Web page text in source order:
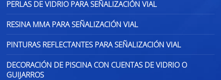
PERLAS DE VIDRIO PARA SEÑALIZACIÓN VIAL
RESINA MMA PARA SEÑALIZACIÓN VIAL
PINTURAS REFLECTANTES PARA SEÑALIZACIÓN VIAL
DECORACIÓN DE PISCINA CON CUENTAS DE VIDRIO O
GUIJARROS